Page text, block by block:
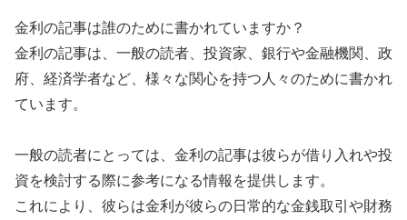
金利の記事は誰のために書かれていますか？
金利の記事は、一般の読者、投資家、銀行や金融機関、政
府、経済学者など、様々な関心を持つ人々のために書かれ
ています。
一般の読者にとっては、金利の記事は彼らが借り入れや投
資を検討する際に参考になる情報を提供します。
これにより、彼らは金利が彼らの日常的な金銭取引や財務